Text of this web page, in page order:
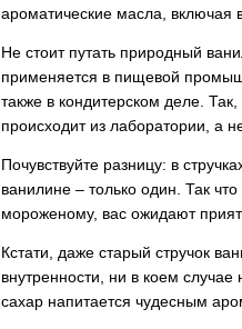
ароматические масла, включая
Не стоит путать природный
применяется в пищевой
также в кондитерском деле.
происходит из лаборатории, а
Почувствуйте разницу: в
ванилине – только один. Так
мороженому, вас ожидают
Кстати, даже старый стручок
внутренности, ни в коем
сахар напитается чудесным